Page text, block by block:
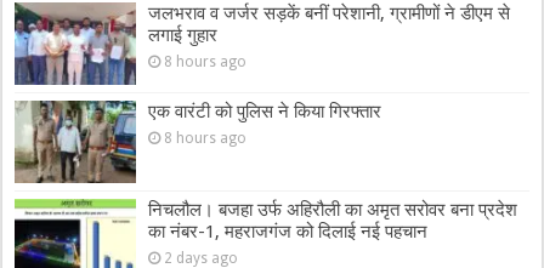
जलभराव व जर्जर सड़कें बनीं परेशानी, ग्रामीणों ने डीएम से
लगाई गुहार
8 hours ago
एक वारंटी को पुलिस ने किया गिरफ्तार
8 hours ago
निचलौल। बजहा उर्फ अहिरौली का अमृत सरोवर बना प्रदेश
का नंबर-1, महराजगंज को दिलाई नई पहचान
2 days ago